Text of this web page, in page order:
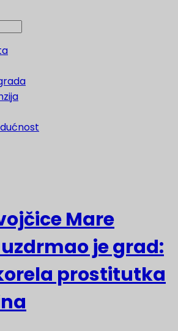
Mare
je grad:
prostitutka